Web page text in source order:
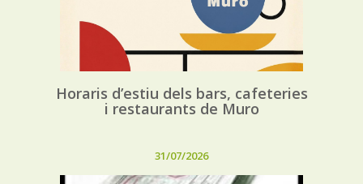
Horaris d’estiu dels bars, cafeteries
i restaurants de Muro
31/07/2026